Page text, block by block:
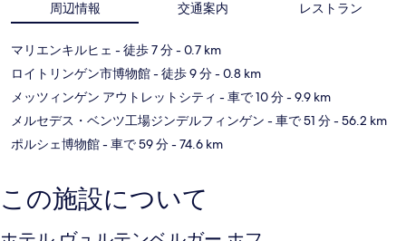
周辺情報 交通案内 レストラン
マリエンキルヒェ - 徒歩 7 分- 0.7 km
ロイトリンゲン市博物館- 徒歩 9 分- 0.8 km
メッツィンゲン アウトレットシティ - 車で 10 分- 9.9 km
メルセデス・ベンツ工場ジンデルフィンゲン - 車で 51 分- 56.2 km
ポルシェ博物館- 車で 59 分- 74.6 km
この施設について